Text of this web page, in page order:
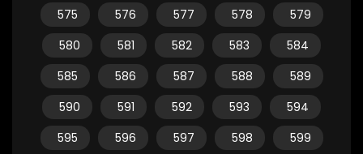
575
576 577 578
579
580
581 582 583
584
585
586 587 588
589
590
591 592 593
594
595
596 597 598
599